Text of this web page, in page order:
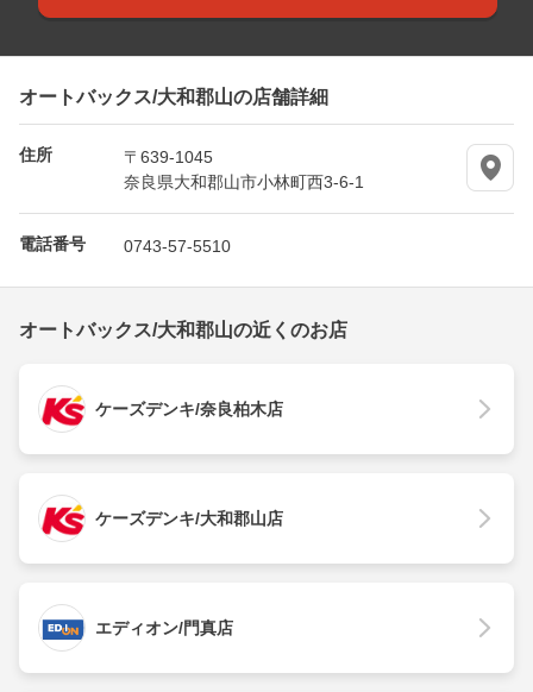
オートバックス/大和郡山の店舗詳細
住所
〒639-1045
奈良県大和郡山市小林町西3-6-1
電話番号 0743-57-5510
オートバックス/大和郡山の近くのお店
ケーズデンキ/奈良柏木店
ケーズデンキ/大和郡山店
エディオン/門真店